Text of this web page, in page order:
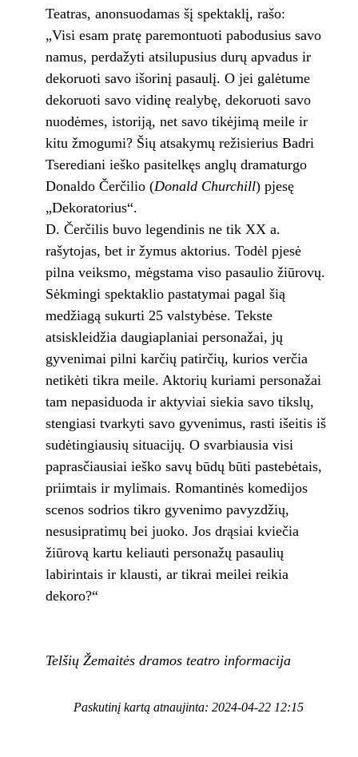
Teatras, anonsuodamas šį spektaklį, rašo:
„Visi esam pratę paremontuoti pabodusius savo
namus, perdažyti atsilupusius durų apvadus ir
dekoruoti savo išorinį pasaulį. O jei galėtume
dekoruoti savo vidinę realybę, dekoruoti savo
nuodėmes, istoriją, net savo tikėjimą meile ir
kitu žmogumi? Šių atsakymų režisierius Badri
Tserediani ieško pasitelkęs anglų dramaturgo
Donaldo Čerčilio (Donald Churchill) pjesę
„Dekoratorius“.
D. Čerčilis buvo legendinis ne tik XX a.
rašytojas, bet ir žymus aktorius. Todėl pjesė
pilna veiksmo, mėgstama viso pasaulio žiūrovų.
Sėkmingi spektaklio pastatymai pagal šią
medžiagą sukurti 25 valstybėse. Tekste
atsiskleidžia daugiaplaniai personažai, jų
gyvenimai pilni karčių patirčių, kurios verčia
netikėti tikra meile. Aktorių kuriami personažai
tam nepasiduoda ir aktyviai siekia savo tikslų,
stengiasi tvarkyti savo gyvenimus, rasti išeitis iš
sudėtingiausių situacijų. O svarbiausia visi
paprasčiausiai ieško savų būdų būti pastebėtais,
priimtais ir mylimais. Romantinės komedijos
scenos sodrios tikro gyvenimo pavyzdžių,
nesusipratimų bei juoko. Jos drąsiai kviečia
žiūrovą kartu keliauti personažų pasaulių
labirintais ir klausti, ar tikrai meilei reikia
dekoro?“
Telšių Žemaitės dramos teatro informacija
Paskutinį kartą atnaujinta: 2024-04-22 12:15